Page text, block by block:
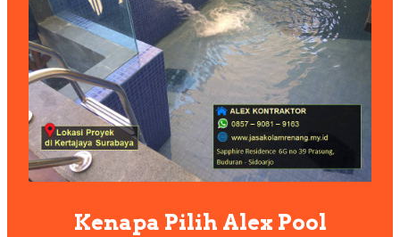
Kenapa Pilih Alex Pool